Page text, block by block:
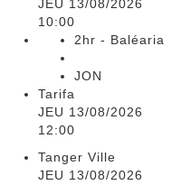
JEU 13/08/2026
10:00
2hr - Baléaria
JON
Tarifa
JEU 13/08/2026
12:00
Tanger Ville
JEU 13/08/2026